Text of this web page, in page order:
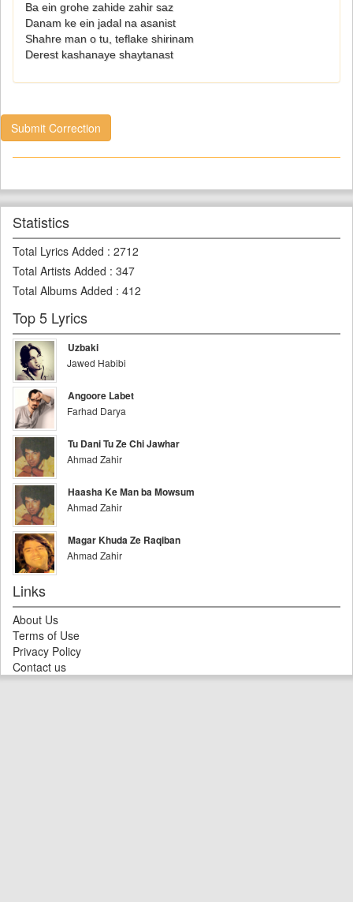
Ba ein grohe zahide zahir saz
Danam ke ein jadal na asanist
Shahre man o tu, teflake shirinam
Derest kashanaye shaytanast
Submit Correction
Statistics
Total Lyrics Added : 2712
Total Artists Added : 347
Total Albums Added : 412
Top 5 Lyrics
Uzbaki
Jawed Habibi
Angoore Labet
Farhad Darya
Tu Dani Tu Ze Chi Jawhar
Ahmad Zahir
Haasha Ke Man ba Mowsum
Ahmad Zahir
Magar Khuda Ze Raqiban
Ahmad Zahir
Links
About Us
Terms of Use
Privacy Policy
Contact us